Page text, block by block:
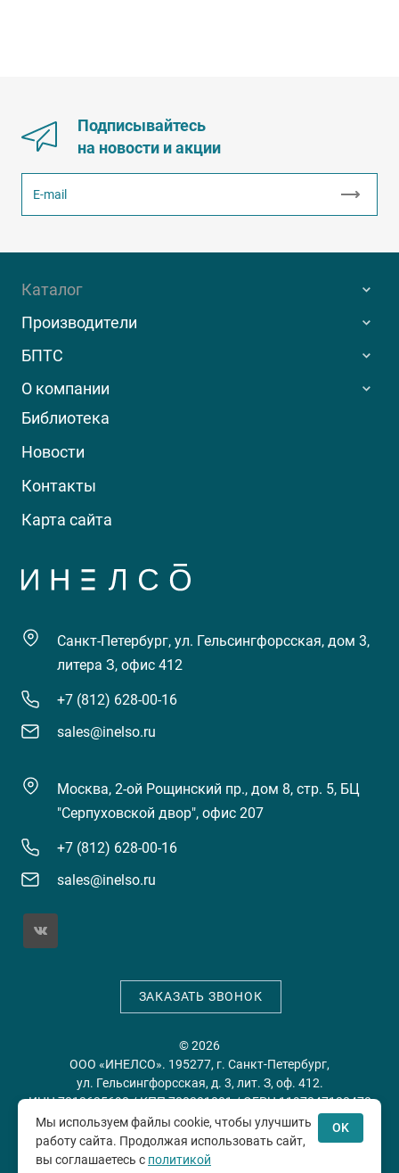
Подписывайтесь
на новости и акции
Каталог
Производители
БПТС
О компании
Библиотека
Новости
Контакты
Карта сайта
Санкт-Петербург, ул. Гельсингфорсская, дом 3,
литера З, офис 412
+7 (812) 628-00-16
sales@inelso.ru
Москва, 2-ой Рощинский пр., дом 8, стр. 5, БЦ
"Серпуховской двор", офис 207
+7 (812) 628-00-16
sales@inelso.ru
ЗАКАЗАТЬ ЗВОНОК
© 2026
ООО «ИНЕЛСО». 195277, г. Санкт-Петербург,
ул. Гельсингфорсская, д. 3, лит. З, оф. 412.
ИНН 7813635698 / КПП 780201001 / ОГРН 1197847128478
Политика конфиденциальности
Мы используем файлы cookie, чтобы улучшить
работу сайта. Продолжая использовать сайт,
вы соглашаетесь с политикой
OK